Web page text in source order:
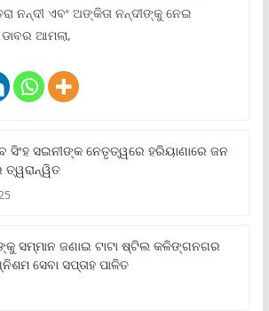
ନନ୍ଦୀ ଏବଂ ଅଙ୍କିତା ନନ୍ଦୀଙ୍କୁ ନେଇ
ଡାବର ଆମଲା,
ସିଂହ ସଇନୀଙ୍କ ନେତୃତ୍ୱରେ ହରିୟାଣାରେ ଜନ
ତ୍ୱରାନ୍ୱିତ
ସମ୍ମାନ ଜଣାଇ ଟାଟା ଷ୍ଟିଲ କଳିଙ୍ଗନଗର
ସେବା ସପ୍ତାହ ପାଳିତ